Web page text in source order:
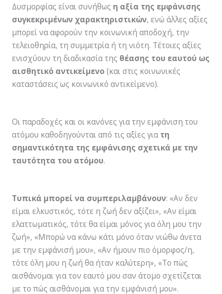
Δυσμορφίας είναι συνήθως η αξία της εμφάνισης
συγκεκριμένων χαρακτηριστικών, ενώ άλλες αξίες
μπορεί να αφορούν την κοινωνική αποδοχή, την
τελειοθηρία, τη συμμετρία ή τη νιότη. Τέτοιες αξίες
ενισχύουν τη διαδικασία της θέασης του εαυτού ως
αισθητικό αντικείμενο(και στις κοινωνικές
καταστάσεις ως κοινωνικό αντικείμενο).
Οι παραδοχές και οι κανόνες για την εμφάνιση του
ατόμου καθοδηγούνται από τις αξίες για τη
σημαντικότητα της εμφάνισης σχετικά με την
ταυτότητα του ατόμου.
Τυπικά μπορεί να συμπεριλαμβάνουν: «Αν δεν
είμαι ελκυστικός, τότε η ζωή δεν αξίζει», «Αν είμαι
ελαττωματικός, τότε θα είμαι μόνος για όλη μου την
ζωή», «Μπορώ να κάνω κάτι μόνο όταν νιώθω άνετα
με την εμφάνισή μου», «Αν ήμουν πιο όμορφος/η,
τότε όλη μου η ζωή θα ήταν καλύτερη», «Το πώς
αισθάνομαι για τον εαυτό μου σαν άτομο σχετίζεται
με το πώς αισθάνομαι για την εμφάνισή μου».